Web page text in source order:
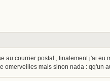
au courrier postal , finalement j'ai eu
omerveilles mais sinon nada : qq'un